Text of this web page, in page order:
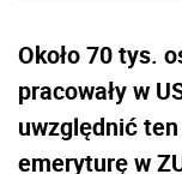
Około 70 tys.
pracowały w
uwzględnić
emeryturę w